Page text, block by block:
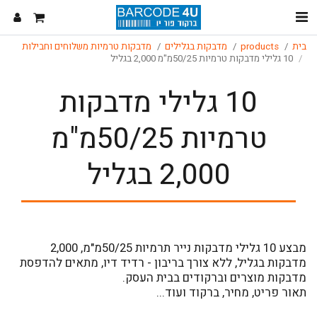
בית products מדבקות בגלילים
מדבקות טרמיות משלוחים וחבילות
10 גלילי מדבקות טרמיות 50/25מ"מ 2,000 בגליל
10 גלילי מדבקות
טרמיות 50/25מ"מ
2,000 בגליל
מבצע 10 גלילי מדבקות נייר תרמיות 50/25מ"מ, 2,000
מדבקות בגליל, ללא צורך בריבון - רדיד דיו, מתאים להדפסת
תאור פריט, מחיר, ברקוד ועוד...